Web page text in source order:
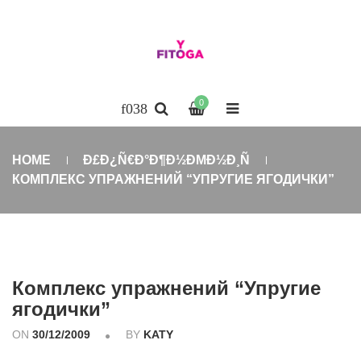
0
HOME
Ð£Ð¿Ñ€Ð°Ð¶Ð½ÐΜÐ½Ð¸Ñ
КОМПЛЕКС УПРАЖНЕНИЙ “УПРУГИЕ ЯГОДИЧКИ”
Комплекс упражнений “Упругие
ягодички”
ON 30/12/2009 BY KATY